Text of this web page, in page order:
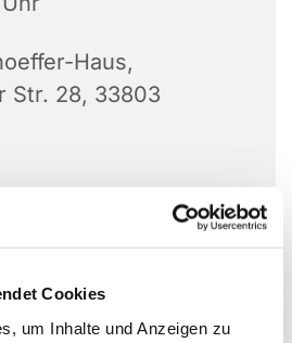
Cookies
um Inhalte und Anzeigen zu
Haus,
Str. 28, 33803
im Alter zwischen 6 bis